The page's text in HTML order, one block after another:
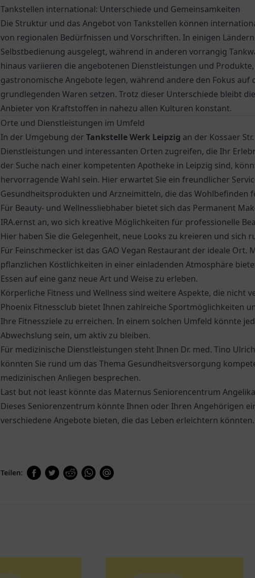
Tankstellen international: Unterschiede und Gemeinsamkeiten
Die Struktur und das Angebot von Tankstellen können
von regionalen Bedürfnissen und Vorschriften. In einigen
Selbstbedienung ausgelegt, während in anderen vorrangig
hinaus variieren die angebotenen Dienstleistungen und
gastronomische Angebote legen, während andere den Fokus
grundlegenden Waren setzen. Trotz dieser Unterschiede bleibt
Anbieter von Kraftstoffen in nahezu allen Kulturen konstant.
Orte und Dienstleistungen im Umfeld
In der Umgebung der Tankstelle Werk Leipzig an der Kossaer
Dienstleistungen und interessanten Orten zugreifen, die Ihr
der Suche nach einer kompetenten Apotheke in Leipzig sind,
hervorragende Wahl sein. Hier erwartet Sie ein freundlicher
Gesundheitsprodukten und Arzneimitteln, die das Wohlbefinden
Für Beauty- und Wellnessliebhaber bietet sich das Permanent
IRA.ernst an, wo sich kreative Möglichkeiten für professionelle
Hier haben Sie die Gelegenheit, neue Looks zu kreieren und sich
Für Feinschmecker ist das GAO Vegan Restaurant der ideale Ort.
pflanzlichen Köstlichkeiten in einer einladenden Atmosphäre
Essen auf eine ganz neue Art und Weise zu erleben.
Körperliche Fitness und Wellness sind weitere Aspekte, die nicht
Phoenix Fitnessclub bietet Ihnen zahlreiche Sportmöglichkeiten
Ihre Fitnessziele zu erreichen. In einem solchen Umfeld könnte
Abwechslung sein, um aktiv zu bleiben.
Für medizinische Dienstleistungen steht Ihnen Dr. med. Tino Ulrich
könnten Sie rund um das Thema Gesundheitsversorgung
medizinischen Anliegen besprechen.
Last but not least könnte das Maternus Seniorencentrum
Dieses Seniorenzentrum könnte Ihnen oder Ihren Angehörigen
verschiedene Angebote bieten, die das Leben erleichtern könnten.
Teilen: